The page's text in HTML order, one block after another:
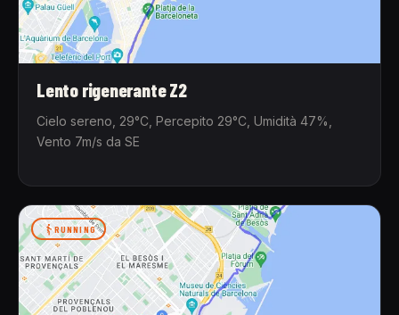
Lento rigenerante Z2
Cielo sereno, 29°C, Percepito 29°C, Umidità 47%,
Vento 7m/s da SE
RUNNING